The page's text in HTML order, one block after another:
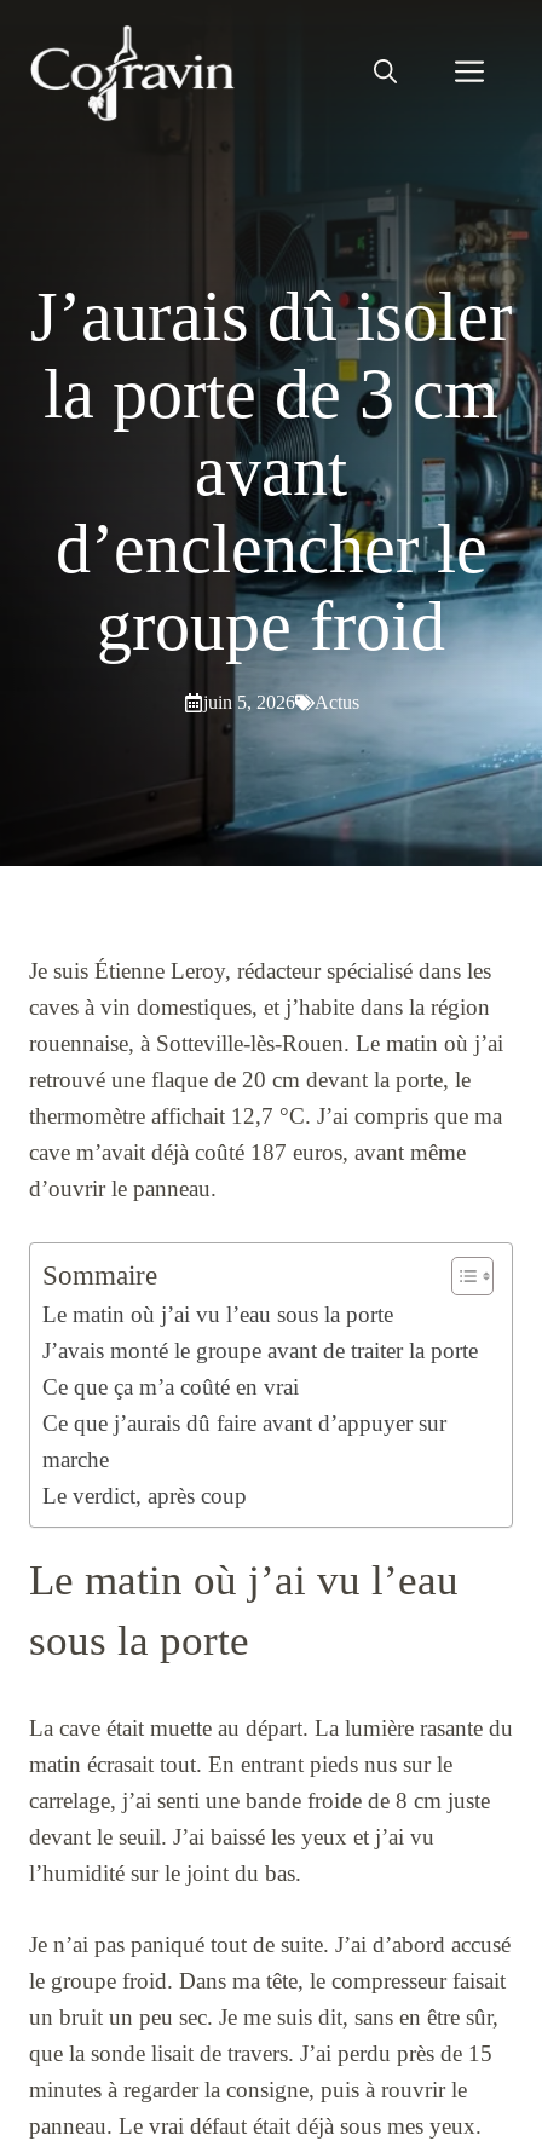
contenu
J’aurais dû isoler
la porte de 3 cm
avant
d’enclencher le
groupe froid
juin 5, 2026 Actus
Je suis Étienne Leroy, rédacteur spécialisé dans les
caves à vin domestiques, et j’habite dans la région
rouennaise, à Sotteville-lès-Rouen. Le matin où j’ai
retrouvé une flaque de 20 cm devant la porte, le
thermomètre affichait 12,7 °C. J’ai compris que ma
cave m’avait déjà coûté 187 euros, avant même
d’ouvrir le panneau.
Sommaire
Le matin où j’ai vu l’eau sous la porte
J’avais monté le groupe avant de traiter la porte
Ce que ça m’a coûté en vrai
Ce que j’aurais dû faire avant d’appuyer sur
marche
Le verdict, après coup
Le matin où j’ai vu l’eau
sous la porte
La cave était muette au départ. La lumière rasante du
matin écrasait tout. En entrant pieds nus sur le
carrelage, j’ai senti une bande froide de 8 cm juste
devant le seuil. J’ai baissé les yeux et j’ai vu
l’humidité sur le joint du bas.
Je n’ai pas paniqué tout de suite. J’ai d’abord accusé
le groupe froid. Dans ma tête, le compresseur faisait
un bruit un peu sec. Je me suis dit, sans en être sûr,
que la sonde lisait de travers. J’ai perdu près de 15
minutes à regarder la consigne, puis à rouvrir le
panneau. Le vrai défaut était déjà sous mes yeux.